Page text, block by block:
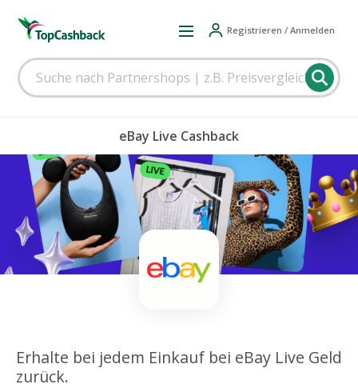
Registrieren / Anmelden
eBay Live Cashback
Erhalte bei jedem Einkauf bei eBay Live Geld
zurück.